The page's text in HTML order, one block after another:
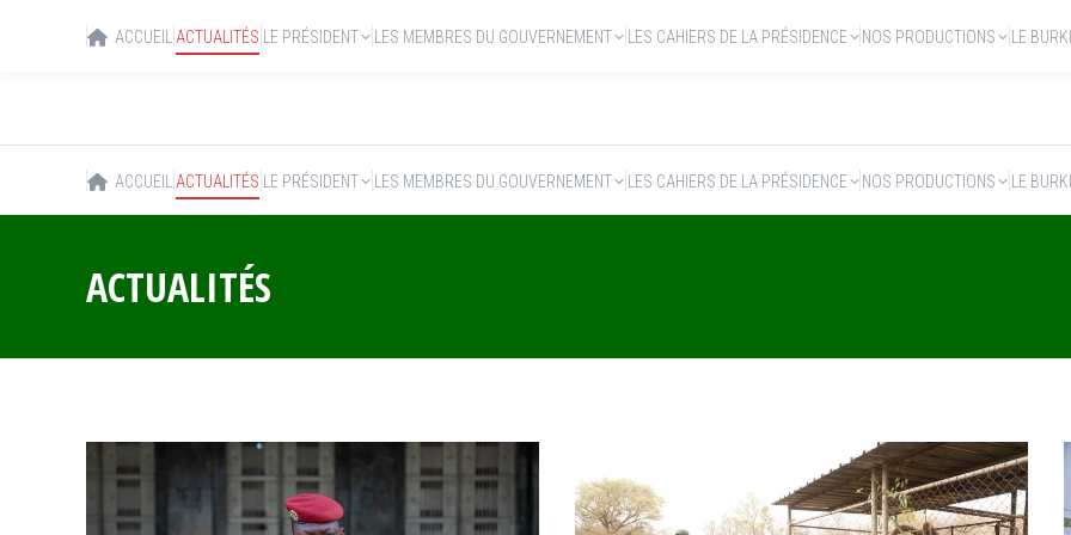
ACCUEIL ACTUALITÉS LE PRÉSIDENT LES MEMBRES DU GOUVERNEMENT LES CAHIERS DE LA PRÉSIDENCE NOS PRODUCTIONS LE
ACTUALITÉS
ACCUEIL ACTUALITÉS LE PRÉSIDENT LES MEMBRES DU GOUVERNEMENT LES CAHIERS DE LA PRÉSIDENCE NOS PRODUCTIONS LE